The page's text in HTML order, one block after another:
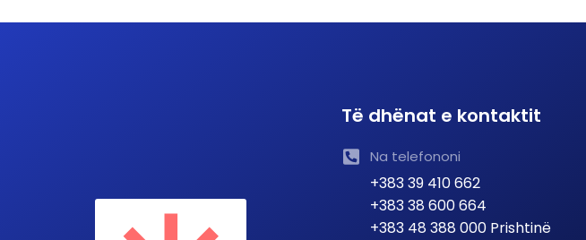
Të dhënat e kontaktit
Na telefononi
+383 39 410 662
+383 38 600 664
+383 48 388 000 Prishtinë